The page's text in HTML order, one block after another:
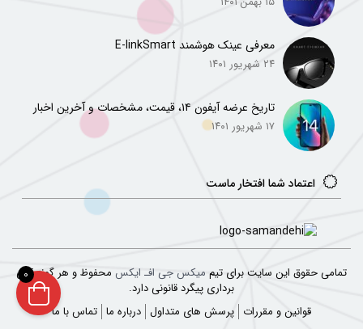
معرفی عینک هوشمند E-linkSmart
۲۴ شهریور ۱۴۰۱
تاریخ عرضه آیفون ۱۴، قیمت، مشخصات و آخرین اخبار
۱۷ شهریور ۱۴۰۱
اعتماد شما افتخار ماست
تمامی حقوق این سایت برای تیم میکس جی افـ ایکس محفوظ و هر گونه کپی
برداری پیگرد قانونی دارد.
قوانین و مقررات پرسش های متداول درباره ما تماس با ما
0